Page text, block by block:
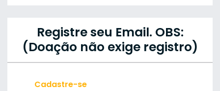
Registre seu Email. OBS:
(Doação não exige registro)
Cadastre-se